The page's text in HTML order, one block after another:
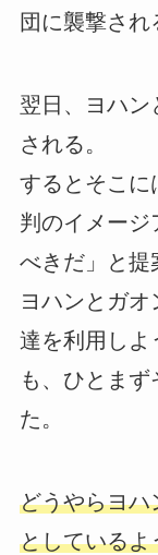
団に襲撃され
翌日、ヨハン
される。
するとそこに
判のイメージ
べきだ」と提
ヨハンとガ
達を利用しよ
も、ひとま
た。
どうやらヨハ
としているよ